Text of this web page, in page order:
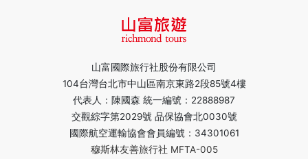
山富國際旅行社股份有限公司
104台灣台北市中山區南京東路2段85號4樓
代表人：陳國森 統一編號：22888987
交觀綜字第2029號 品保協會北0030號
國際航空運輸協會會員編號：34301061
穆斯林友善旅行社 MFTA-005